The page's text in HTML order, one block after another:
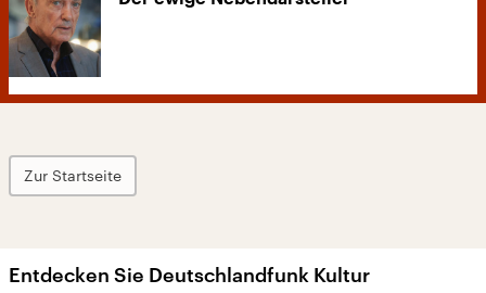
Zur Startseite
Entdecken Sie Deutschlandfunk Kultur